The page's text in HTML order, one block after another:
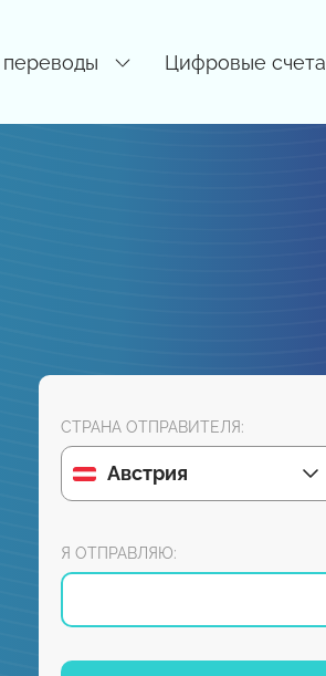
Цифровые счета
СТРАНА ОТПРАВИТЕЛЯ:
Австрия
Я ОТПРАВЛЯЮ: